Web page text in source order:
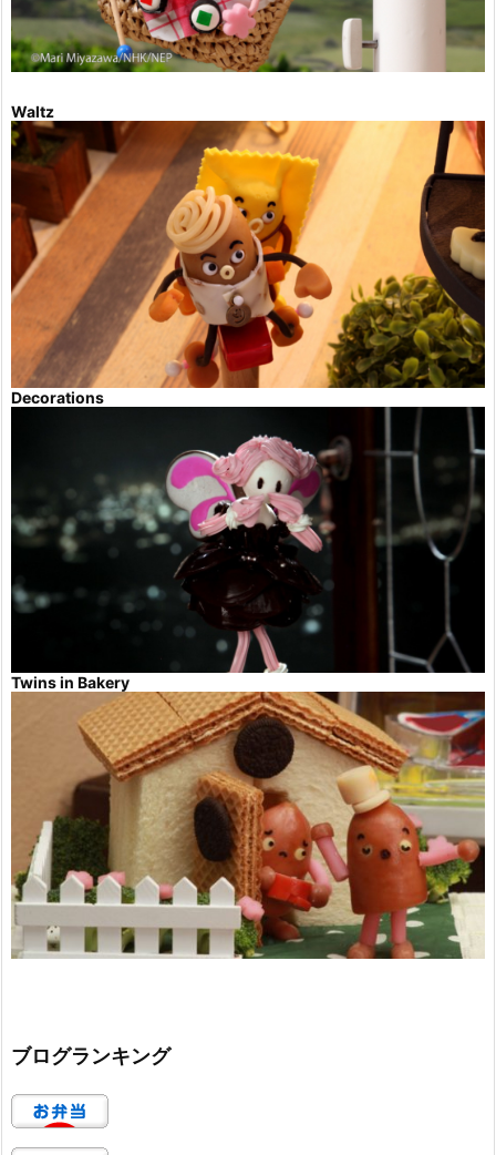
Waltz
Decorations
Twins in Bakery
ブログランキング